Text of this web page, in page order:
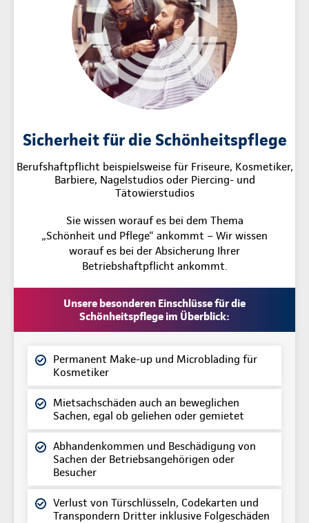
Sicherheit für die Schönheitspflege
Berufshaftpflicht beispielsweise für Friseure, Kosmetiker,
Barbiere, Nagelstudios oder Piercing- und
Tätowierstudios
Sie wissen worauf es bei dem Thema
„Schönheit und Pflege“ ankommt – Wir wissen
worauf es bei der Absicherung Ihrer
Betriebshaftpflicht ankommt.
Unsere besonderen Einschlüsse für die
Schönheitspflege im Überblick:
Permanent Make-up und Microblading für
Kosmetiker
Mietsachschäden auch an beweglichen
Sachen, egal ob geliehen oder gemietet
Abhandenkommen und Beschädigung von
Sachen der Betriebsangehörigen oder
Besucher
Verlust von Türschlüsseln, Codekarten und
Transpondern Dritter inklusive Folgeschäden